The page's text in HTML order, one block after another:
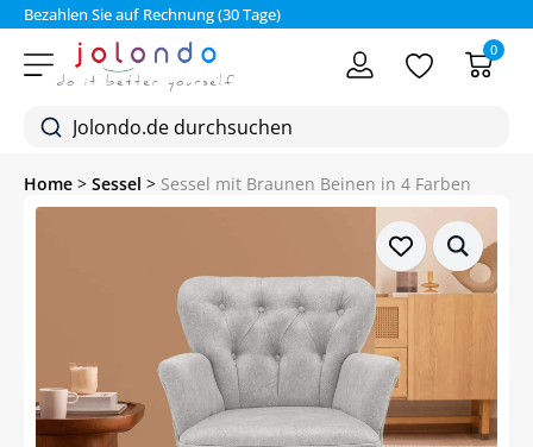
Bezahlen Sie auf Rechnung (30 Tage)
0
Home > Sessel > Sessel mit Braunen Beinen in 4 Farben